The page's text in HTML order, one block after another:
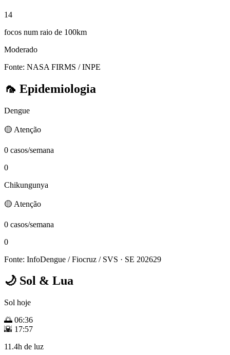
14
focos num raio de 100km
Moderado
Fonte: NASA FIRMS / INPE
🦟 Epidemiologia
Dengue
🟡 Atenção
0 casos/semana
0
Chikungunya
🟡 Atenção
0 casos/semana
0
Fonte: InfoDengue / Fiocruz / SVS · SE 202629
🌙 Sol & Lua
Sol hoje
🌅 06:36
🌇 17:57
11.4h de luz